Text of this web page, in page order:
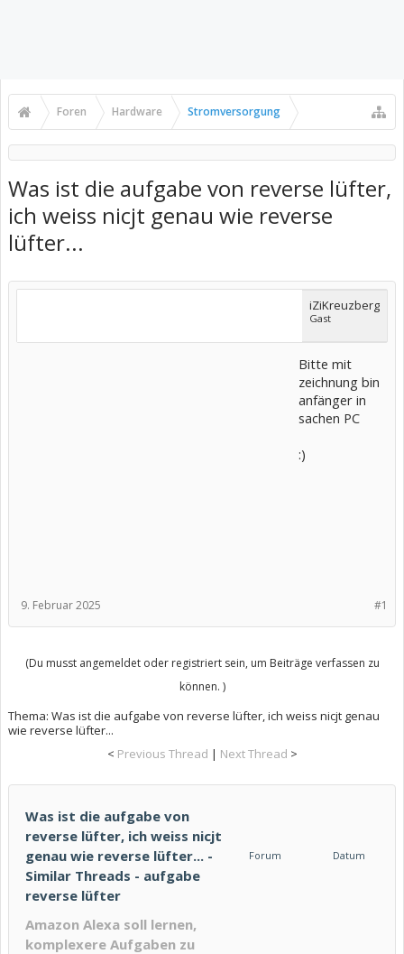
Foren Hardware Stromversorgung
Was ist die aufgabe von reverse lüfter,
ich weiss nicjt genau wie reverse
lüfter...
iZiKreuzberg
Gast
Bitte mit
zeichnung bin
anfänger in
sachen PC
:)
#1
9. Februar 2025
(Du musst angemeldet oder registriert sein, um Beiträge verfassen zu
können. )
Thema: Was ist die aufgabe von reverse lüfter, ich weiss nicjt genau
wie reverse lüfter...
< Previous Thread | Next Thread >
Was ist die aufgabe von
reverse lüfter, ich weiss nicjt
genau wie reverse lüfter... -
Similar Threads - aufgabe
reverse lüfter
Forum Datum
Amazon Alexa soll lernen,
komplexere Aufgaben zu